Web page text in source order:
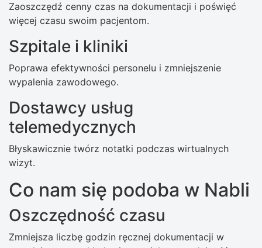
Zaoszczędź cenny czas na dokumentacji i poświęć
więcej czasu swoim pacjentom.
Szpitale i kliniki
Poprawa efektywności personelu i zmniejszenie
wypalenia zawodowego.
Dostawcy usług
telemedycznych
Błyskawicznie twórz notatki podczas wirtualnych
wizyt.
Co nam się podoba w Nabli
Oszczędność czasu
Zmniejsza liczbę godzin ręcznej dokumentacji w